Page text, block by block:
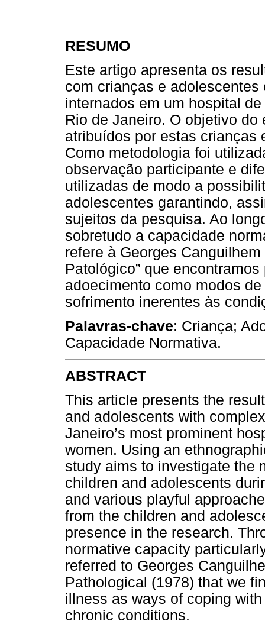
RESUMO
Este artigo apresenta os
com crianças e
internados em um hospital
Rio de Janeiro. O objetivo
atribuídos por estas crianças
Como metodologia foi
observação participante e
utilizadas de modo a
adolescentes garantindo,
sujeitos da pesquisa. Ao
sobretudo a capacidade
refere à Georges
Patológico” que
adoecimento como modos
sofrimento inerentes às
Palavras-chave: Criança;
Capacidade Normativa.
ABSTRACT
This article presents the
and adolescents with
Janeiro’s most prominent
women. Using an
study aims to investigate the
children and adolescents
and various playful
from the children and
presence in the research.
normative capacity
referred to Georges
Pathological (1978) that we
illness as ways of coping
chronic conditions.